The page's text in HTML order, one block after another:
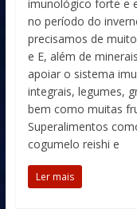
imunológico forte e
no período do
precisamos de
e E, além de
apoiar o sistema
integrais, legumes,
bem como muitas
Superalimentos
cogumelo reishi e
Ler mais